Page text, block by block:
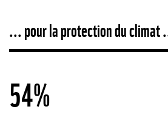
... pour la protection du climat
59%